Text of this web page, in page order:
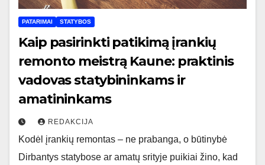
PATARIMAI STATYBOS
Kaip pasirinkti patikimą įrankių
remonto meistrą Kaune: praktinis
vadovas statybininkams ir
amatininkams
REDAKCIJA
Kodėl įrankių remontas – ne prabanga, o būtinybė
Dirbantys statybose ar amatų srityje puikiai žino, kad